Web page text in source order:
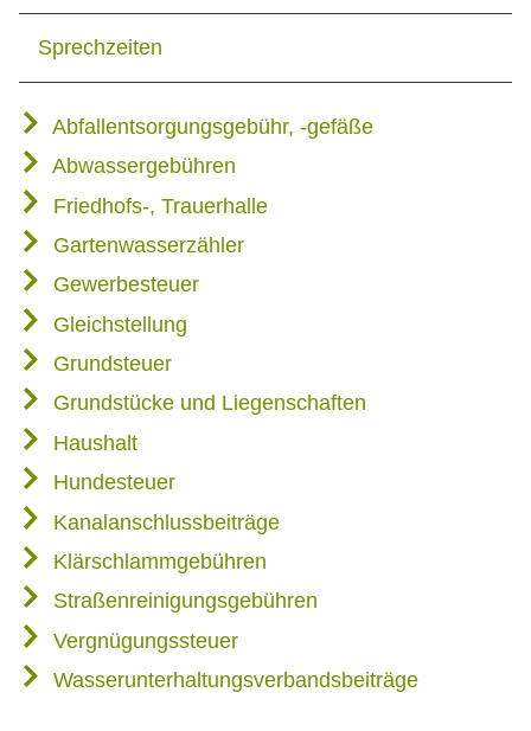
Sprechzeiten
Abfallentsorgungsgebühr, -gefäße
Abwassergebühren
Friedhofs-, Trauerhalle
Gartenwasserzähler
Gewerbesteuer
Gleichstellung
Grundsteuer
Grundstücke und Liegenschaften
Haushalt
Hundesteuer
Kanalanschlussbeiträge
Klärschlammgebühren
Straßenreinigungsgebühren
Vergnügungssteuer
Wasserunterhaltungsverbandsbeiträge